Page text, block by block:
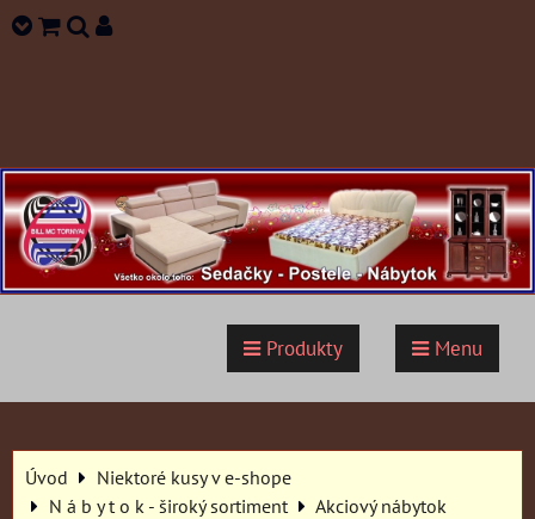
Produkty Menu
Úvod
Niektoré kusy v e-shope
N á b y t o k - široký sortiment
Akciový nábytok